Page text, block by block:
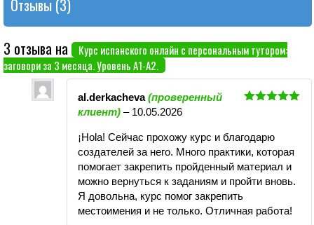
Отзывы (3)
3 отзыва на
Курс испанского онлайн с персональным тутором:
заговори за 3 месяца. Уровень А1-А2.
al.derkacheva(проверенный
клиент) – 10.05.2026
¡Hola! Сейчас прохожу курс и благодарю
создателей за него. Много практики, которая
помогает закрепить пройденный материал и
можно вернуться к заданиям и пройти вновь.
Я довольна, курс помог закрепить
местоимения и не только. Отличная работа!